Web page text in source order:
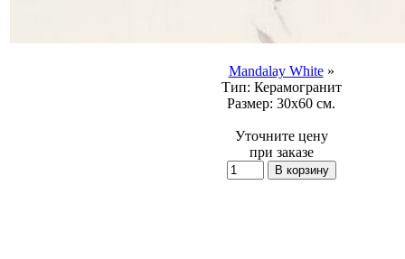
Mandalay White»
Тип: Керамогранит
Размер: 30x60 см.
Уточните цену
при заказе